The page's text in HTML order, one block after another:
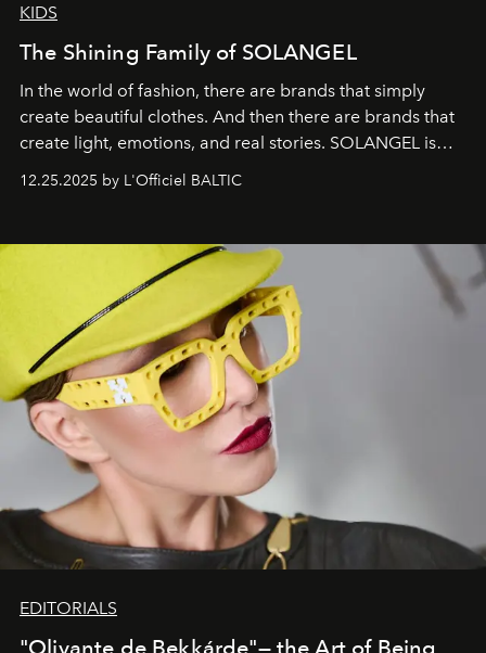
KIDS
The Shining Family of SOLANGEL
In the world of fashion, there are brands that simply
create beautiful clothes. And then there are brands that
create light, emotions, and real stories. SOLANGEL is
12.25.2025 by L'Officiel BALTIC
EDITORIALS
"Olivante de Bekkárde"— the Art of Being